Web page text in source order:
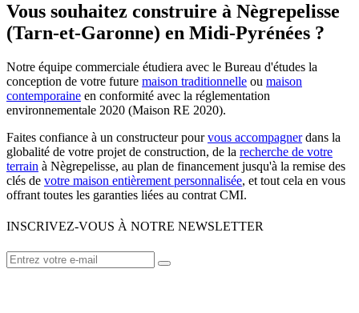
Vous souhaitez construire à Nègrepelisse
(Tarn-et-Garonne) en Midi-Pyrénées ?
Notre équipe commerciale étudiera avec le Bureau d'études la
conception de votre future maison traditionnelle ou maison
contemporaine en conformité avec la réglementation
environnementale 2020 (Maison RE 2020).
Faites confiance à un constructeur pourvous accompagnerdans la
globalité de votre projet de construction, de la recherche de votre
terrain à Nègrepelisse, au plan de financement jusqu'à la remise des
clés de votre maison entièrement personnalisée, et tout cela en vous
offrant toutes les garanties liées au contrat CMI.
INSCRIVEZ-VOUS À NOTRE NEWSLETTER